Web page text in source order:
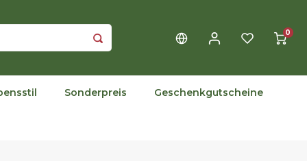
0
Sonderpreis Geschenkgutscheine